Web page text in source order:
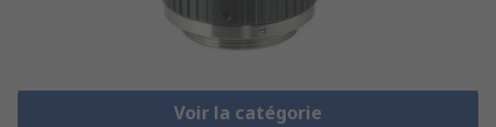
Voir la catégorie